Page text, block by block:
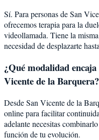
Sí. Para personas de San
ofrecemos terapia para la
videollamada. Tiene la
necesidad de desplazarte
¿Qué modalidad
Vicente de la Barquera?
Desde San Vicente de la
online para facilitar
adelante necesitas
función de tu evolución.